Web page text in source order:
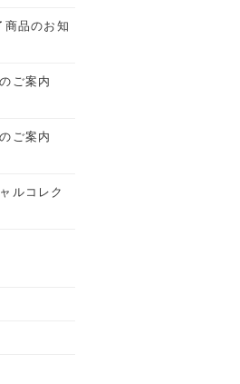
品のお知
ご案内
ご案内
ルコレク